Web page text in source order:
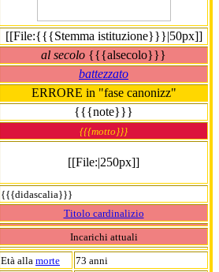
[[File:{{{Stemma istituzione}}}|50px]]
al secolo {{{alsecolo}}}
battezzato
ERRORE in "fase canonizz"
{{{note}}}
{{{motto}}}
[[File:|250px]]
{{{didascalia}}}
Titolo cardinalizio
Incarichi attuali
Età alla morte 73 anni